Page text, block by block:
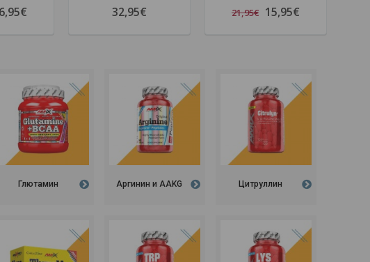
32,95€ 21,95€ 15,95€
Глютамин Аргинин и AAKG Цитруллин